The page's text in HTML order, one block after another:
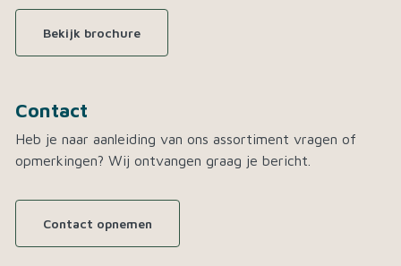
Bekijk brochure
Contact
Heb je naar aanleiding van ons assortiment vragen of
opmerkingen? Wij ontvangen graag je bericht.
Contact opnemen